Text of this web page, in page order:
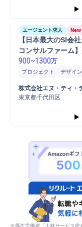
エージェント求人 New
【日本最大のSI会
コンサルファーム
900~1300万
プロジェクト デザイン
コンセプト立案
コンサルティング業務
株式会社エヌ・ティ・
東京都千代田区
※厚生労働省「人材サービス総